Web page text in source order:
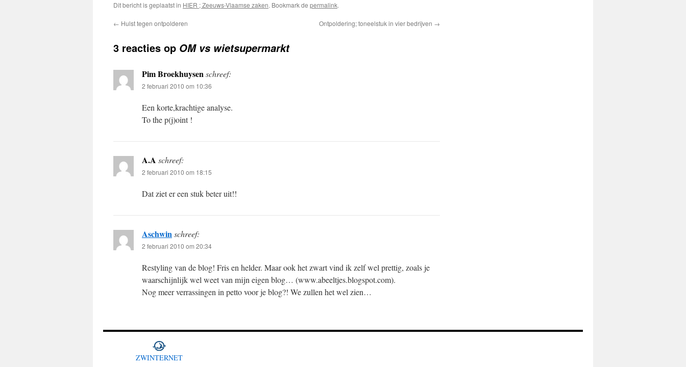
Dit bericht is geplaatst in HIER ; Zeeuws-Vlaamse zaken. Bookmark de permalink.
← Hulst tegen ontpolderen Ontpoldering; toneelstuk in vier bedrijven →
3 reacties op OM vs wietsupermarkt
Pim Broekhuysenschreef:
2 februari 2010 om 10:36
Een korte,krachtige analyse.
To the p(j)oint !
A.A schreef:
2 februari 2010 om 18:15
Dat ziet er een stuk beter uit!!
Aschwinschreef:
2 februari 2010 om 20:34
Restyling van de blog! Fris en helder. Maar ook het zwart vind ik zelf wel prettig, zoals je
waarschijnlijk wel weet van mijn eigen blog… (www.abeeltjes.blogspot.com).
Nog meer verrassingen in petto voor je blog?! We zullen het wel zien…
ZWINTERNET